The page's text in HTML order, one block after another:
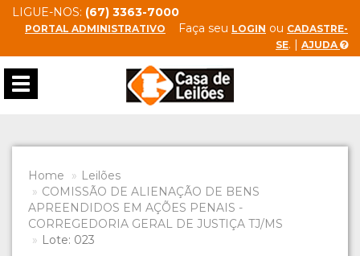
LIGUE-NOS: (67) 3363-7000
PORTAL ADMINISTRATIVO Faça seu LOGIN ou CADASTRE-
SE. | AJUDA
Toggle
navigation
Home
Leilões
COMISSÃO DE ALIENAÇÃO DE BENS
APREENDIDOS EM AÇÕES PENAIS -
CORREGEDORIA GERAL DE JUSTIÇA TJ/MS
Lote: 023